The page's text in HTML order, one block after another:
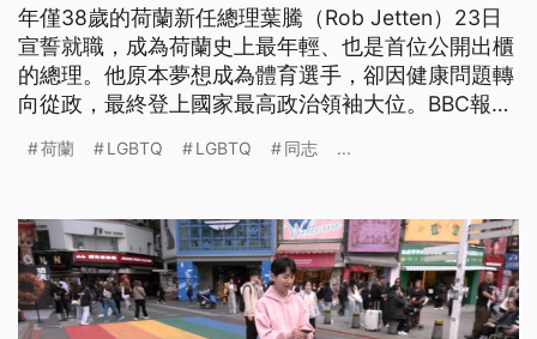
年僅38歲的荷蘭新任總理葉騰（Rob Jetten）23日
宣誓就職，成為荷蘭史上最年輕、也是首位公開出櫃
的總理。他原本夢想成為體育選手，卻因健康問題轉
向從政，最終登上國家最高政治領袖大位。BBC報導
LGBTQ+平權觀念在當地已相當主流。
荷蘭 LGBTQ LGBTQ 同志 ...